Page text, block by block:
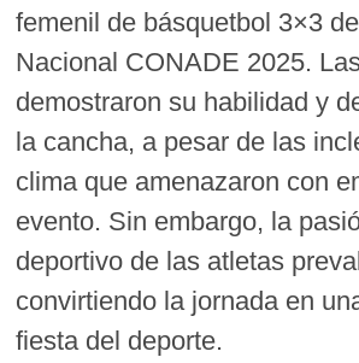
femenil de básquetbol 3×3
Nacional CONADE 2025.
demostraron su habilidad y
la cancha, a pesar de las
clima que amenazaron con
evento. Sin embargo, la
deportivo de las atletas
convirtiendo la jornada en
fiesta del deporte.